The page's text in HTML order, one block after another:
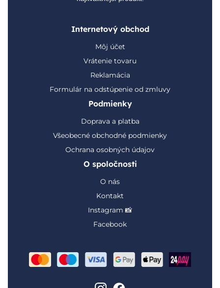
Internetový obchod
Môj účet
Vrátenie tovaru
Reklamácia
Formulár na odstúpenie od zmluvy
Podmienky
Doprava a platba
Všeobecné obchodné podmienky
Ochrana osobných údajov
O spoločnosti
O nás
Kontakt
Instagram 📸
Facebook